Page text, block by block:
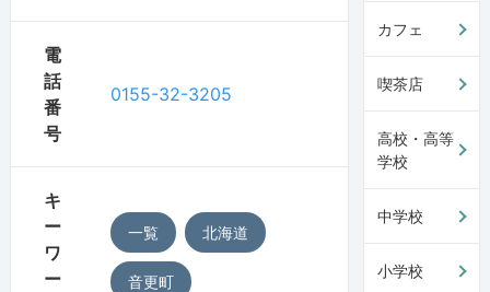
電
話
番
号
0155-32-3205
キ
ー
ワ
ー
一覧 北海道
音更町
カフェ
喫茶店
高校・高等
学校
中学校
小学校